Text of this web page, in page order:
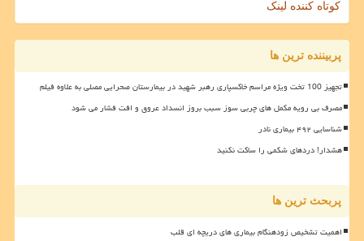
کوتاه کننده لینک
پربیننده ترین ها
تجهیز 100 تخت ویژه مراسم خاکسپاری رهبر شهید در بیمارستان صحرایی مصلی به علاوه فیلم
مصرف بی رویه مکمل های چربی سوز سبب بروز انسداد عروق و افت فشار می شود
شناسایی ۴۹۲ بیماری نادر
هشدار! دردهای شکمی را ساکت نکنید
پربحث ترین ها
اهمیت تشخیص زودهنگام بیماری های دریچه ای قلب